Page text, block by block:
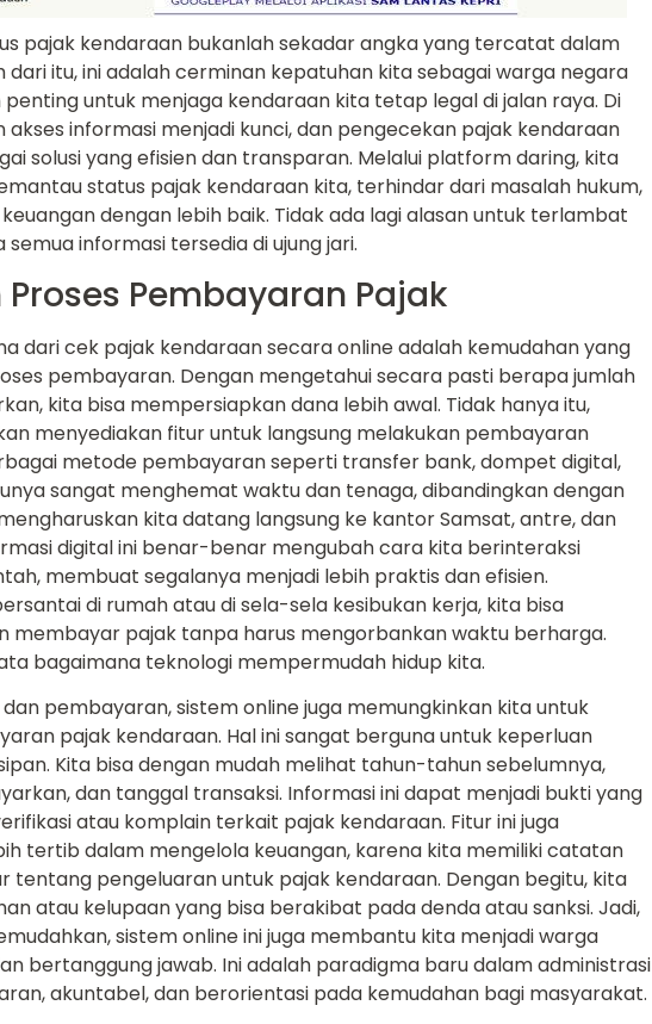
pajak kendaraan bukanlah sekadar angka yang tercatat dalam
dari itu, ini adalah cerminan kepatuhan kita sebagai warga negara
untuk menjaga kendaraan kita tetap legal di jalan raya. Di
akses informasi menjadi kunci, dan pengecekan pajak kendaraan
solusi yang efisien dan transparan. Melalui platform daring, kita
status pajak kendaraan kita, terhindar dari masalah hukum,
dengan lebih baik. Tidak ada lagi alasan untuk terlambat
informasi tersedia di ujung jari.
Pembayaran Pajak
dari cek pajak kendaraan secara online adalah kemudahan yang
pembayaran. Dengan mengetahui secara pasti berapa jumlah
kita bisa mempersiapkan dana lebih awal. Tidak hanya itu,
menyediakan fitur untuk langsung melakukan pembayaran
metode pembayaran seperti transfer bank, dompet digital,
sangat menghemat waktu dan tenaga, dibandingkan dengan
kita datang langsung ke kantor Samsat, antre, dan
digital ini benar-benar mengubah cara kita berinteraksi
membuat segalanya menjadi lebih praktis dan efisien.
di rumah atau di sela-sela kesibukan kerja, kita bisa
membayar pajak tanpa harus mengorbankan waktu berharga.
bagaimana teknologi mempermudah hidup kita.
pembayaran, sistem online juga memungkinkan kita untuk
pajak kendaraan. Hal ini sangat berguna untuk keperluan
Kita bisa dengan mudah melihat tahun-tahun sebelumnya,
dan tanggal transaksi. Informasi ini dapat menjadi bukti yang
atau komplain terkait pajak kendaraan. Fitur ini juga
tertib dalam mengelola keuangan, karena kita memiliki catatan
tentang pengeluaran untuk pajak kendaraan. Dengan begitu, kita
atau kelupaan yang bisa berakibat pada denda atau sanksi. Jadi,
sistem online ini juga membantu kita menjadi warga
bertanggung jawab. Ini adalah paradigma baru dalam administrasi
akuntabel, dan berorientasi pada kemudahan bagi masyarakat.